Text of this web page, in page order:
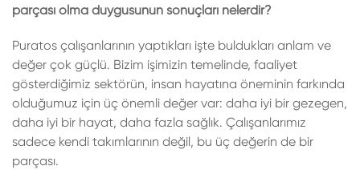
parçası olma duygusunun sonuçları nelerdir?
Puratos çalışanlarının yaptıkları işte buldukları anlam ve
değer çok güçlü. Bizim işimizin temelinde, faaliyet
gösterdiğimiz sektörün, insan hayatına öneminin farkında
olduğumuz için üç önemli değer var: daha iyi bir gezegen,
daha iyi bir hayat, daha fazla sağlık. Çalışanlarımız
sadece kendi takımlarının değil, bu üç değerin de bir
parçası.